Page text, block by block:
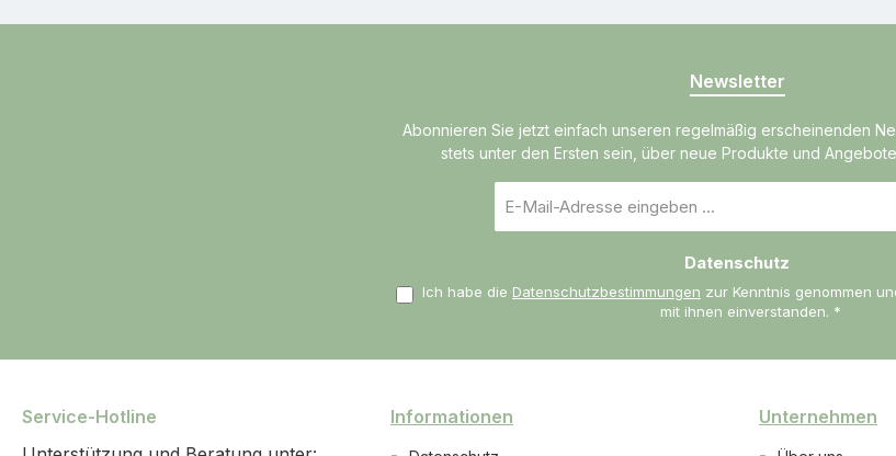
Newsletter
Abonnieren Sie jetzt einfach unseren regelmäßig erscheinenden
stets unter den Ersten sein, über neue Produkte und
Mail-
Datenschutz
Ich habe die Datenschutzbestimmungen zur Kenntnis genommen
mit ihnen einverstanden. *
Service-Hotline
Informationen Unternehmen